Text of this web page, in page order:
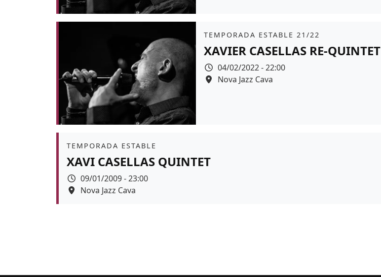
Àmbit
TEMPORADA ESTABLE 21/22
XAVIER CASELLAS RE-QUINTET
Data
04/02/2022 - 22:00
Espai
Nova Jazz Cava
Àmbit
TEMPORADA ESTABLE
XAVI CASELLAS QUINTET
Data
09/01/2009 - 23:00
Espai
Nova Jazz Cava